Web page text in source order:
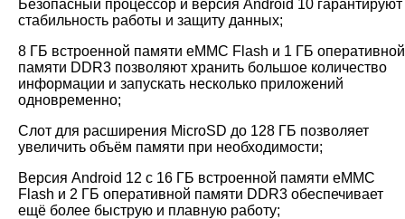
Безопасный процессор и версия Android 10 гарантируют
стабильность работы и защиту данных;
8 ГБ встроенной памяти eMMC Flash и 1 ГБ оперативной
памяти DDR3 позволяют хранить большое количество
информации и запускать несколько приложений
одновременно;
Слот для расширения MicroSD до 128 ГБ позволяет
увеличить объём памяти при необходимости;
Версия Android 12 с 16 ГБ встроенной памяти eMMC
Flash и 2 ГБ оперативной памяти DDR3 обеспечивает
ещё более быструю и плавную работу;